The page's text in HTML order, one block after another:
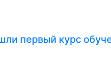
первый курс